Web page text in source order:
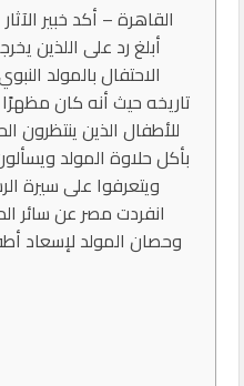
القاهرة – أكد خبير
أبلغ رد على اللذين
الاحتفال بالمولد
تاريخه حيث أنه كان
للأطفال الذين
بأكل حلاوة المولد
ويتعرفوا على سيرة
انفردت مصر عن سائر
وحصان المولد لإسعاد